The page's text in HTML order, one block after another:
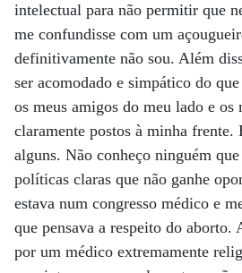
intelectual para não permitir que
me confundisse com um
definitivamente não sou. Além
ser acomodado e simpático do
os meus amigos do meu lado e os
claramente postos à minha frente.
alguns. Não conheço ninguém
políticas claras que não ganhe
estava num congresso médico e
que pensava a respeito do
por um médico extremamente